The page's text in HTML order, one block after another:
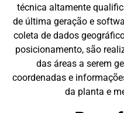
técnica altamente
de última geração e
coleta de dados
posicionamento, são
das áreas a serem
coordenadas e
da planta e